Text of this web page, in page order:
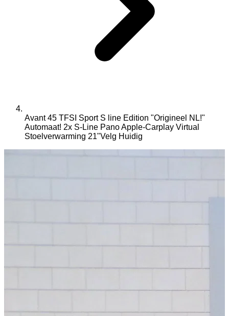
Avant 45 TFSI Sport S line Edition "Origineel NL!"
Automaat! 2x S-Line Pano Apple-Carplay Virtual
Stoelverwarming 21"Velg Huidig